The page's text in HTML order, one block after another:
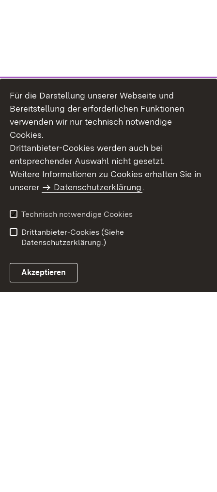
Benutzungshinweise
Erklärung zur
Für die Darstellung unserer Webseite und
Bereitstellung der erforderlichen Funktionen
verwenden wir nur technisch notwendige
Cookies.
Drittanbieter-Cookies werden auch bei
entsprechender Auswahl nicht gesetzt.
Weitere Informationen zu Cookies erhalten Sie in
unserer
Datenschutzerklärung.
Technisch notwendige Cookies
Drittanbieter-Cookies (Siehe
Datenschutzerklärung.)
Akzeptieren